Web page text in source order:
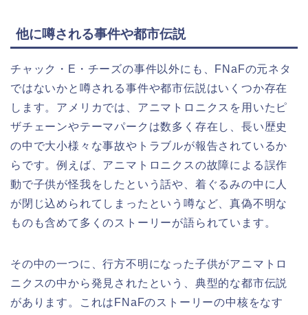
他に噂される事件や都市伝説
チャック・E・チーズの事件以外にも、FNaFの元ネタ
ではないかと噂される事件や都市伝説はいくつか存在
します。アメリカでは、アニマトロニクスを用いたピ
ザチェーンやテーマパークは数多く存在し、長い歴史
の中で大小様々な事故やトラブルが報告されているか
らです。例えば、アニマトロニクスの故障による誤作
動で子供が怪我をしたという話や、着ぐるみの中に人
が閉じ込められてしまったという噂など、真偽不明な
ものも含めて多くのストーリーが語られています。
その中の一つに、行方不明になった子供がアニマトロ
ニクスの中から発見されたという、典型的な都市伝説
があります。これはFNaFのストーリーの中核をなす